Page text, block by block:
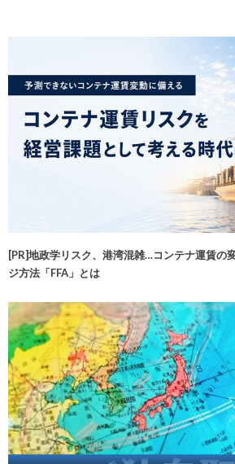
[PR]地政学リスク、港湾混雑…コンテナ運賃の
ジ方法「FFA」とは